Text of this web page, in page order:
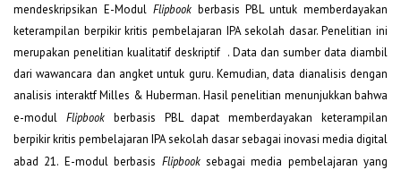
mendeskripsikan E-Modul Flipbookberbasis PBL untuk memberdayakan
keterampilan berpikir kritis pembelajaran IPA sekolah dasar. Penelitian ini
merupakan penelitian kualitatif deskriptif . Data dan sumber data diambil
dari wawancara dan angket untuk guru. Kemudian, data dianalisis dengan
analisis interaktf Milles & Huberman. Hasil penelitian menunjukkan bahwa
e-modul Flipbookberbasis PBL dapat memberdayakan keterampilan
berpikir kritis pembelajaran IPA sekolah dasar sebagai inovasi media digital
abad 21. E-modul berbasis Flipbook sebagai media pembelajaran yang